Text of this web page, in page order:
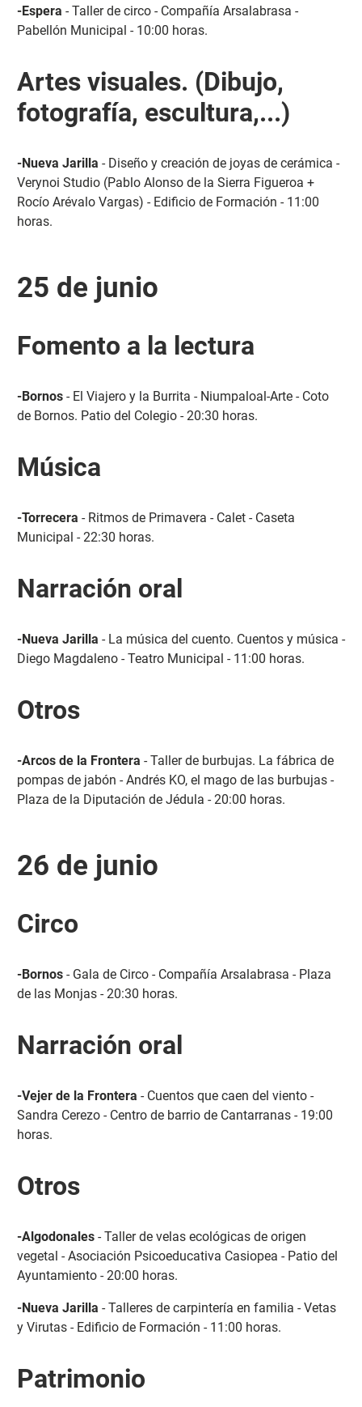
-Espera - Taller de circo - Compañía Arsalabrasa -
Pabellón Municipal - 10:00 horas.
Artes visuales. (Dibujo,
fotografía, escultura,...)
-Nueva Jarilla - Diseño y creación de joyas de cerámica -
Verynoi Studio (Pablo Alonso de la Sierra Figueroa +
Rocío Arévalo Vargas) - Edificio de Formación - 11:00
horas.
25 de junio
Fomento a la lectura
-Bornos- El Viajero y la Burrita - Niumpaloal-Arte - Coto
de Bornos. Patio del Colegio - 20:30 horas.
Música
-Torrecera - Ritmos de Primavera - Calet - Caseta
Municipal - 22:30 horas.
Narración oral
-Nueva Jarilla - La música del cuento. Cuentos y música -
Diego Magdaleno - Teatro Municipal - 11:00 horas.
Otros
-Arcos de la Frontera - Taller de burbujas. La fábrica de
pompas de jabón - Andrés KO, el mago de las burbujas -
Plaza de la Diputación de Jédula - 20:00 horas.
26 de junio
Circo
-Bornos- Gala de Circo - Compañía Arsalabrasa - Plaza
de las Monjas - 20:30 horas.
Narración oral
-Vejer de la Frontera - Cuentos que caen del viento -
Sandra Cerezo - Centro de barrio de Cantarranas - 19:00
horas.
Otros
-Algodonales- Taller de velas ecológicas de origen
vegetal - Asociación Psicoeducativa Casiopea - Patio del
Ayuntamiento - 20:00 horas.
-Nueva Jarilla - Talleres de carpintería en familia - Vetas
y Virutas - Edificio de Formación - 11:00 horas.
Patrimonio